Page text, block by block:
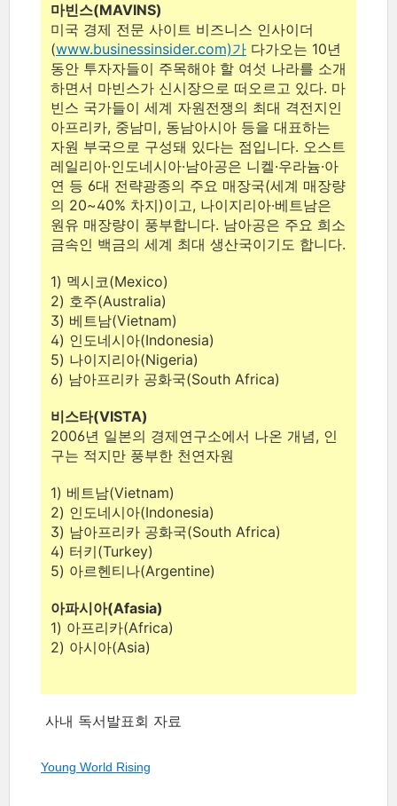
마빈스(MAVINS)
미국 경제 전문 사이트 비즈니스 인사이더
(www.businessinsider.com)가 다가오는 10년
동안 투자자들이 주목해야 할 여섯 나라를 소개
하면서 마빈스가 신시장으로 떠오르고 있다. 마
빈스 국가들이 세계 자원전쟁의 최대 격전지인
아프리카, 중남미, 동남아시아 등을 대표하는
자원 부국으로 구성돼 있다는 점입니다. 오스트
레일리아·인도네시아·남아공은 니켈·우라늄·아
연 등 6대 전략광종의 주요 매장국(세계 매장량
의 20~40% 차지)이고, 나이지리아·베트남은
원유 매장량이 풍부합니다. 남아공은 주요 희소
금속인 백금의 세계 최대 생산국이기도 합니다.
1) 멕시코(Mexico)
2) 호주(Australia)
3) 베트남(Vietnam)
4) 인도네시아(Indonesia)
5) 나이지리아(Nigeria)
6) 남아프리카 공화국(South Africa)
비스타(VISTA)
2006년 일본의 경제연구소에서 나온 개념, 인
구는 적지만 풍부한 천연자원
1) 베트남(Vietnam)
2) 인도네시아(Indonesia)
3) 남아프리카 공화국(South Africa)
4) 터키(Turkey)
5) 아르헨티나(Argentine)
아파시아(Afasia)
1) 아프리카(Africa)
2) 아시아(Asia)
사내 독서발표회 자료
Young World Rising